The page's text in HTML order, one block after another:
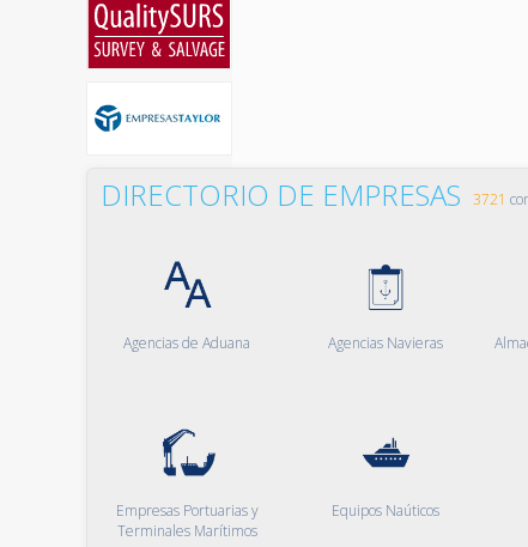
DIRECTORIO DE EMPRESAS 3721
Agencias de Aduana Agencias Navieras
Empresas Portuarias y
Terminales Marítimos
Equipos Naúticos